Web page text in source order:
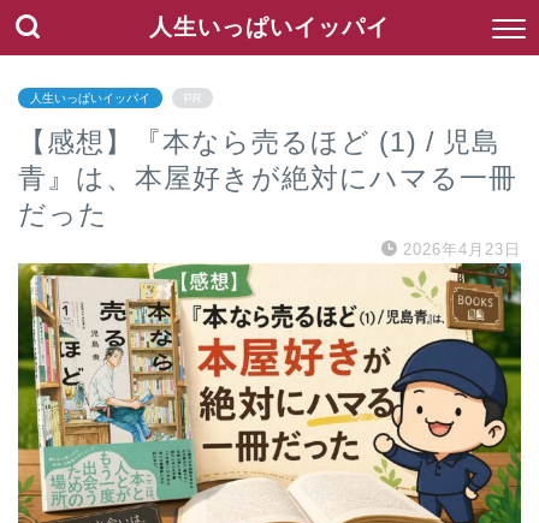
人生いっぱいイッパイ
人生いっぱいイッパイ PR
【感想】『本なら売るほど (1) / 児島
青』は、本屋好きが絶対にハマる一冊
だった
2026年4月23日